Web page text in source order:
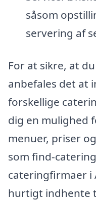
såsom
servering af
For at sikre, at
anbefales det at
forskellige
dig en mulighed
menuer, priser
som find-
cateringfirmaer i
hurtigt indhente